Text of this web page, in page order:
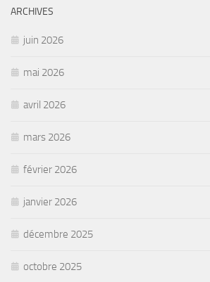
ARCHIVES
juin 2026
mai 2026
avril 2026
mars 2026
février 2026
janvier 2026
décembre 2025
octobre 2025